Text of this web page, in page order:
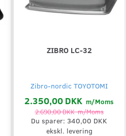
ZIBRO LC-32
Zibro-nordic TOYOTOMI
2.350,00 DKK m/Moms
2.690,00 DKKm/Moms
Du sparer: 340,00 DKK
ekskl. levering